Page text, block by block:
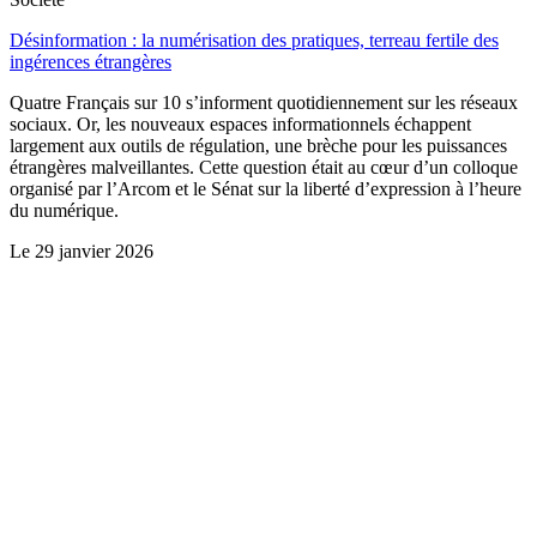
Désinformation : la numérisation des pratiques, terreau fertile des
ingérences étrangères
Quatre Français sur 10 s’informent quotidiennement sur les réseaux
sociaux. Or, les nouveaux espaces informationnels échappent
largement aux outils de régulation, une brèche pour les puissances
étrangères malveillantes. Cette question était au cœur d’un colloque
organisé par l’Arcom et le Sénat sur la liberté d’expression à l’heure
du numérique.
Le 29 janvier 2026